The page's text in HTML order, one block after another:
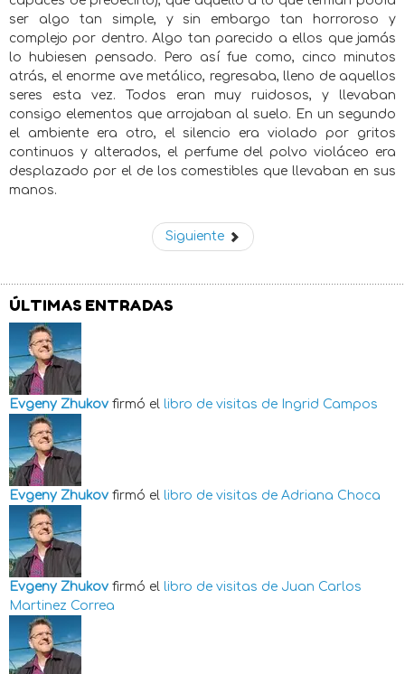
ser algo tan simple, y sin embargo tan horroroso y
complejo por dentro. Algo tan parecido a ellos que jamás
lo hubiesen pensado. Pero así fue como, cinco minutos
atrás, el enorme ave metálico, regresaba, lleno de aquellos
seres esta vez. Todos eran muy ruidosos, y llevaban
consigo elementos que arrojaban al suelo. En un segundo
el ambiente era otro, el silencio era violado por gritos
continuos y alterados, el perfume del polvo violáceo era
desplazado por el de los comestibles que llevaban en sus
manos.
Siguiente
ÚLTIMAS ENTRADAS
Evgeny Zhukov firmó el libro de visitas de Ingrid Campos
Evgeny Zhukov firmó el libro de visitas de Adriana Choca
Evgeny Zhukov firmó el libro de visitas de Juan Carlos
Martinez Correa